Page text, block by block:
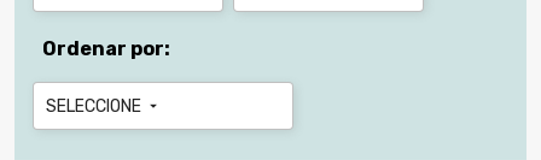
Ordenar por:
SELECCIONE 